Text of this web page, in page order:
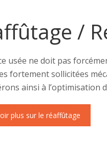
/
usée ne doit pas
fortement sollicitées
ainsi à l’optimisation
plus sur le réaffûtage